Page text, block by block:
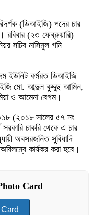
(ডিআইজি) পদের চার
রবিবার (২৩ ফেব্রুয়ারি)
সচিব নাসিমুল গনি
ইউনিট কর্মরত ডিআইজি
মো. আব্দুল কুদ্দুছ আমিন,
ও আমেনা বেগম।
(২০১৮ সালের ৫৭ নং
চাকরি থেকে এ চার
অবসরজনিত সুবিধাদি
কার্যকর করা হবে।
Card